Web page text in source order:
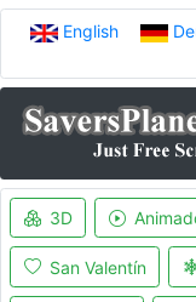
English
3D
San Valentín